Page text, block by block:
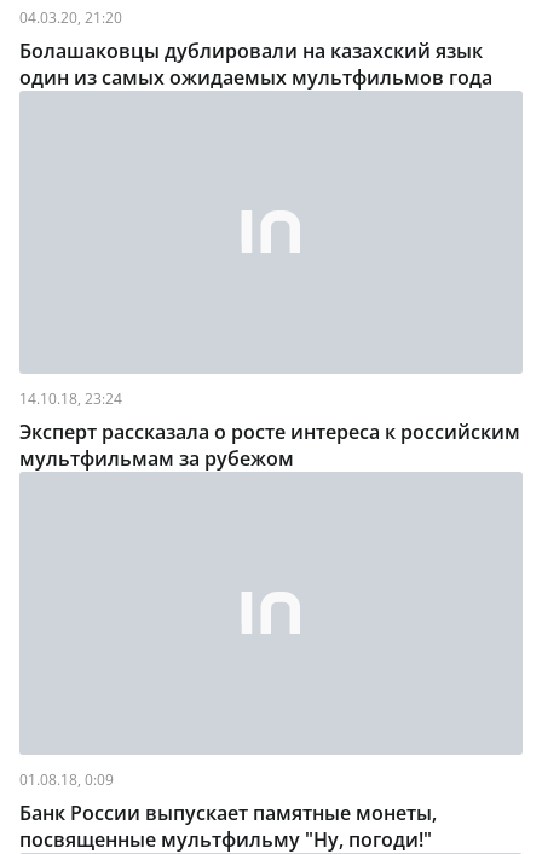
04.03.20, 21:20
Болашаковцы дублировали на казахский язык
один из самых ожидаемых мультфильмов года
14.10.18, 23:24
Эксперт рассказала о росте интереса к российским
мультфильмам за рубежом
01.08.18, 0:09
Банк России выпускает памятные монеты,
посвященные мультфильму "Ну, погоди!"